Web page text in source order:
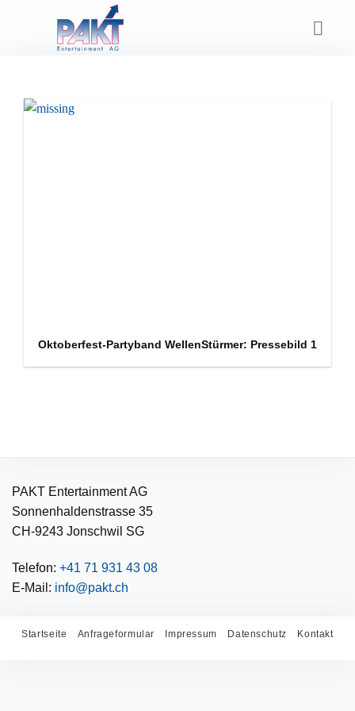
Oktoberfest-Partyband WellenStürmer: Pressebild 1
PAKT Entertainment AG
Sonnenhaldenstrasse 35
CH-9243 Jonschwil SG
Telefon: +41 71 931 43 08
E-Mail: info@pakt.ch
Startseite Anfrageformular Impressum Datenschutz Kontakt